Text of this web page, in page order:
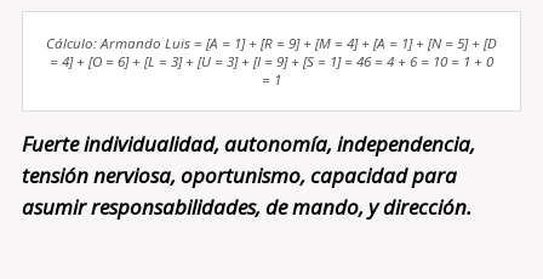
Cálculo: Armando Luis = [A = 1] + [R = 9] + [M = 4] + [A = 1] + [N = 5] + [D
= 4] + [O = 6] + [L = 3] + [U = 3] + [I = 9] + [S = 1] = 46 = 4 + 6 = 10 = 1 + 0
= 1
Fuerte individualidad, autonomía, independencia,
tensión nerviosa, oportunismo, capacidad para
asumir responsabilidades, de mando, y dirección.